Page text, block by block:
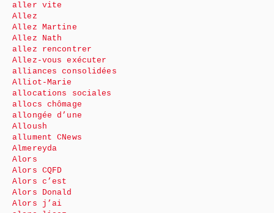
aller vite
Allez
Allez Martine
Allez Nath
allez rencontrer
Allez-vous exécuter
alliances consolidées
Alliot-Marie
allocations sociales
allocs chômage
allongée d’une
Alloush
allument CNews
Almereyda
Alors
Alors CQFD
Alors c’est
Alors Donald
Alors j’ai